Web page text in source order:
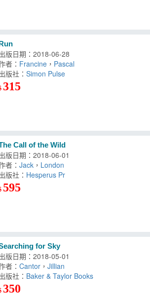
版日期：2018-06-28
者： Francine ， Pascal
版社：Simon Pulse
315
Call of the Wild
版日期：2018-06-01
者：Jack ， London
版社： Hesperus Pr
595
for Sky
版日期：2018-05-01
者：Cantor ，Jillian
版社： Baker & Taylor Books
350